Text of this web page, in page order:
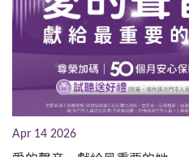
Apr 14 2026